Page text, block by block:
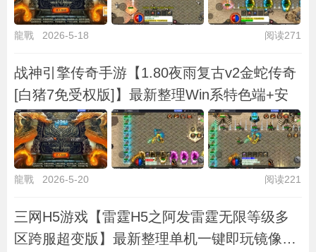
龍戰 2026-5-18 阅读271
战神引擎传奇手游【1.80夜雨复古v2金蛇传奇
[白猪7免受权版]】最新整理Win系特色端+安
龍戰 2026-5-20 阅读221
三网H5游戏【雷霆H5之阿发雷霆无限等级多
区跨服超变版】最新整理单机一键即玩镜像端